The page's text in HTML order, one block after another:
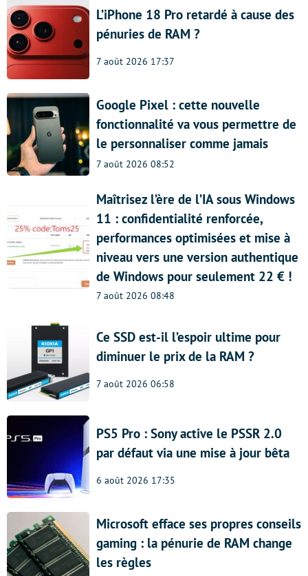
L’iPhone 18 Pro retardé à cause des
pénuries de RAM ?
7 août 2026 17:37
Google Pixel : cette nouvelle
fonctionnalité va vous permettre de
le personnaliser comme jamais
7 août 2026 08:52
Maîtrisez l’ère de l’IA sous Windows
11 : confidentialité renforcée,
performances optimisées et mise à
niveau vers une version authentique
de Windows pour seulement 22 € !
7 août 2026 08:48
Ce SSD est-il l’espoir ultime pour
diminuer le prix de la RAM ?
7 août 2026 06:58
PS5 Pro : Sony active le PSSR 2.0
par défaut via une mise à jour bêta
6 août 2026 17:35
Microsoft efface ses propres conseils
gaming : la pénurie de RAM change
les règles